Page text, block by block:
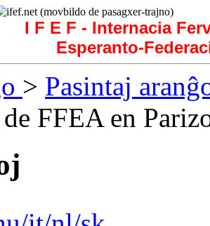
I F E F - Internacia
Esperanto-
> Pasintaj
FFEA en